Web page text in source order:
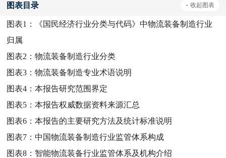
图表目录 - 收起图表
图表1：
《国民经济行业分类与代码》中物流装备制造行业
归属
图表2：物流装备制造行业分类
图表3：物流装备制造专业术语说明
图表4：本报告研究范围界定
图表5：本报告权威数据资料来源汇总
图表6：本报告的主要研究方法及统计标准说明
图表7：中国物流装备制造行业监管体系构成
图表8： 智能物流装备行业监管体系及机构介绍